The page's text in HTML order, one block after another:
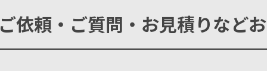
ご依頼・ご質問・お見積りなど